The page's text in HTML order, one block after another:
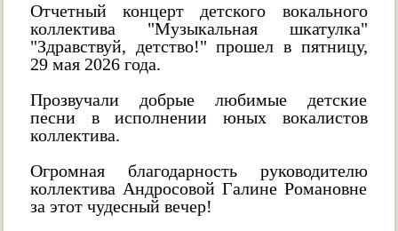
Отчетный концерт детского вокального
коллектива "Музыкальная шкатулка"
"Здравствуй, детство!" прошел в пятницу,
29 мая 2026 года.
Прозвучали добрые любимые детские
песни в исполнении юных вокалистов
коллектива.
Огромная благодарность руководителю
коллектива Андросовой Галине Романовне
за этот чудесный вечер!